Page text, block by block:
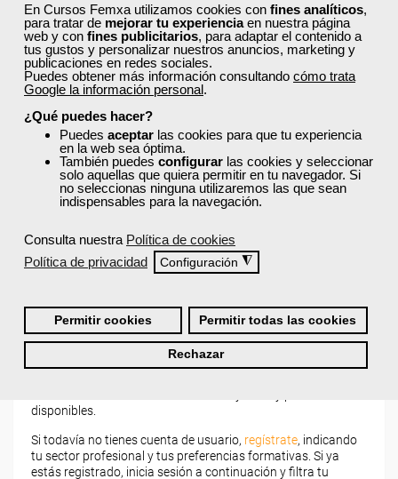
En Cursos Femxa utilizamos cookies con fines analíticos,
para tratar de mejorar tu experienciaen nuestra página
web y con fines publicitarios, para adaptar el contenido a
tus gustos y personalizar nuestros anuncios, marketing y
publicaciones en redes sociales.
Puedes obtener más información consultando cómo trata
Google la información personal.
¿Qué puedes hacer?
Puedes aceptar las cookies para que tu experiencia
en la web sea óptima.
También puedes configurar las cookies y seleccionar
solo aquellas que quiera permitir en tu navegador. Si
no seleccionas ninguna utilizaremos las que sean
indispensables para la navegación.
Consulta nuestra Política de cookies
Política de privacidad
Configuración ◮
Permitir cookies Permitir todas las cookies
Rechazar
los cursos de Femxa?
¿Los cursos de Femxa son prácticos y tienen
temario actualizado?
¿Qué ofrece Femxa al alumno una vez
finaliza su formación?
gratuito?
¡Únete a la Comunidad Femxa!
disponibles.
Si todavía no tienes cuenta de usuario, regístrate, indicando
tu sector profesional y tus preferencias formativas. Si ya
estás registrado, inicia sesión a continuación y filtra tu